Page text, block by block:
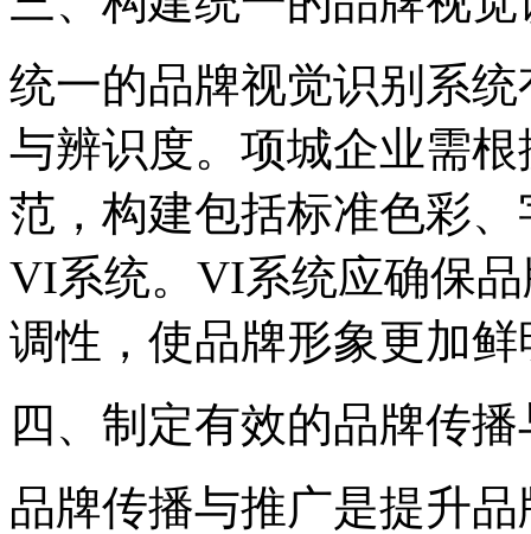
统一的品牌视觉识别系
与辨识度。项城企业需
范，构建包括标准色彩
VI系统。VI系统应确保
调性，使品牌形象更加
四、制定有效的品牌传
品牌传播与推广是提升